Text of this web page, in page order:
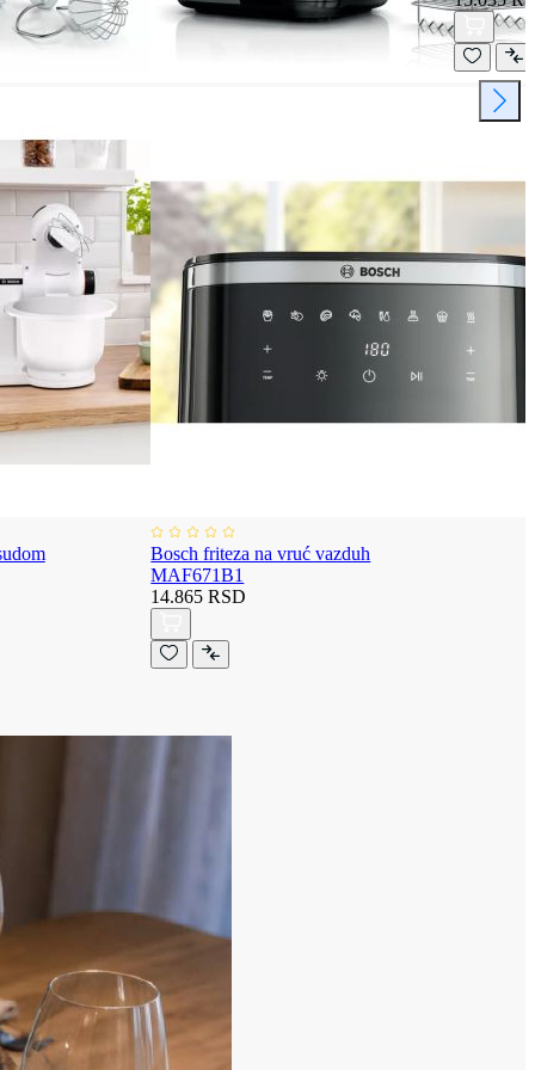
Bosch friteza na vruć vazduh
MAF671B1
14.865 RSD